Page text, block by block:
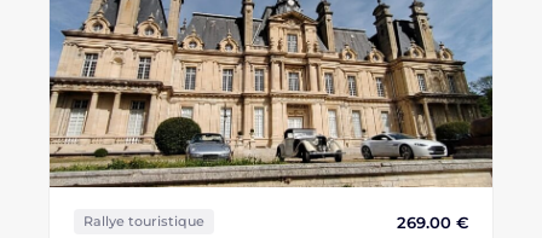
Rallye touristique 269.00 €